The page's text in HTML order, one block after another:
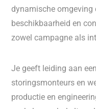
dynamische omgeving
beschikbaarheid en
zowel campagne als
Je geeft leiding aan
storingsmonteurs en
productie en